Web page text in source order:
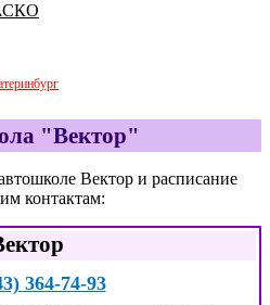
"Вектор"
Вектор и расписание
контактам:
364-74-93